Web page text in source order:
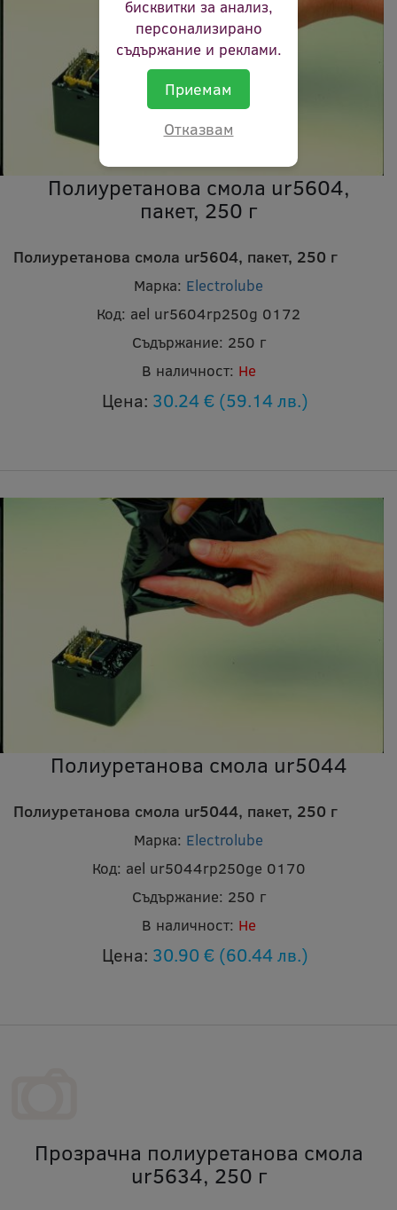
Полиуретанова смола ur5604,
пакет, 250 г
Полиуретанова смола ur5604, пакет, 250 г
Марка: Electrolube
Код: ael ur5604rp250g 0172
Съдържание: 250 г
В наличност: Не
Цена: 30.24 € (59.14 лв.)
Полиуретанова смола ur5044
Полиуретанова смола ur5044, пакет, 250 г
Марка: Electrolube
Код: ael ur5044rp250ge 0170
Съдържание: 250 г
В наличност: Не
Цена: 30.90 € (60.44 лв.)
Прозрачна полиуретанова смола
ur5634, 250 г
бисквитки за анализ,
персонализирано
съдържание и реклами.
Приемам
Отказвам